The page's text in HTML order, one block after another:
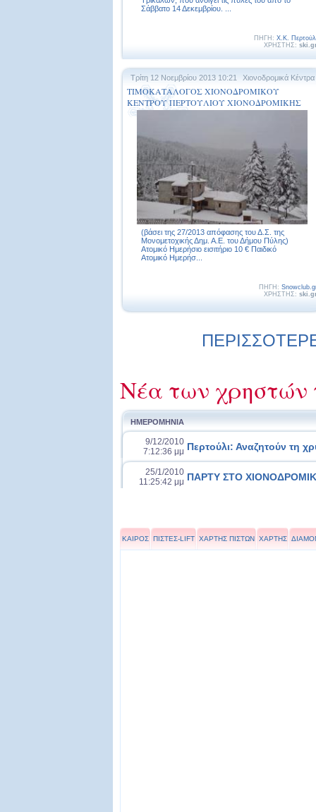
Σάββατο 14 Δεκεμβρίου. ...
ΠΗΓΗ: Χ.Κ.
ΧΡΗΣΤΗΣ:
Τρίτη 12 Νοεμβρίου 2013 10:21 Χιονοδρομικά Κέντρα
ΤΙΜΟΚΑΤΑΛΟΓΟΣ ΧΙΟΝΟΔΡΟΜΙΚΟΥ
ΚΕΝΤΡΟΥ ΠΕΡΤΟΥΛΙΟΥ ΧΙΟΝΟΔΡΟΜΙΚΗΣ
ΠΕΡΙΟΔΟΥ 2013 – 2014
(βάσει της 27/2013 απόφασης του Δ.Σ. της
Μονομετοχικής Δημ. Α.Ε. του Δήμου Πύλης)
Ατομικό Ημερήσιο εισιτήριο 10 € Παιδικό
Ατομικό Ημερήσ...
ΠΗΓΗ:
ΧΡΗΣΤΗΣ:
Νέα των χρηστών
ΗΜΕΡΟΜΗΝΙΑ
9/12/2010
7:12:36 μμ Περτούλι: Αναζητούν τη
25/1/2010
11:25:42 μμ ΠΑΡΤΥ ΣΤΟ
ΚΑΙΡΟΣ ΠΙΣΤΕΣ-LIFT ΧΑΡΤΗΣ ΠΙΣΤΩΝ ΧΑΡΤΗΣ